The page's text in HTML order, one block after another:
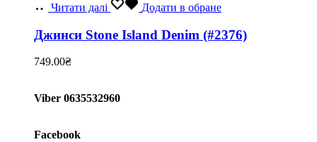
Читати далі
Додати в обране
Джинси Stone Island Denim (#2376)
749.00₴
Viber 0635532960
Facebook